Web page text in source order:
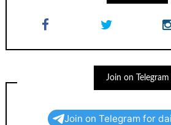
Join on Telegram
Join on Telegram for